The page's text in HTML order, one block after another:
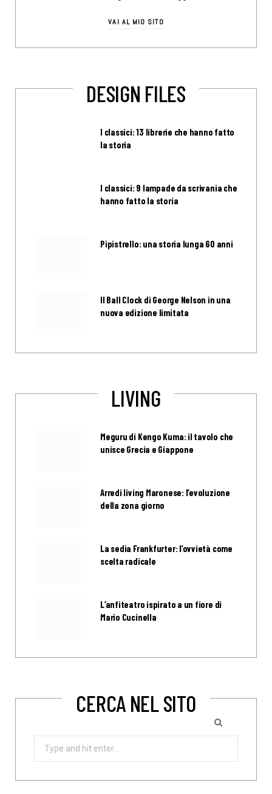
VAI AL MIO SITO
DESIGN FILES
I classici: 13 librerie che hanno fatto
la storia
I classici: 9 lampade da scrivania che
hanno fatto la storia
Pipistrello: una storia lunga 60 anni
Il Ball Clock di George Nelson in una
nuova edizione limitata
LIVING
Meguru di Kengo Kuma: il tavolo che
unisce Grecia e Giappone
Arredi living Maronese: l’evoluzione
della zona giorno
La sedia Frankfurter: l’ovvietà come
scelta radicale
L’anfiteatro ispirato a un fiore di
Mario Cucinella
CERCA NEL SITO
Search